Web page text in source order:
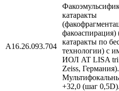
А16.26.093.704
катаракты
факоаспирация)
катаракты по
технологии) с
ИОЛ AT LISA tri
Zeiss, Германия).
+32,0 (шаг